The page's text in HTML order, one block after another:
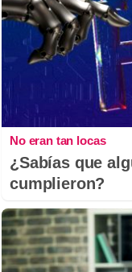
No eran tan locas
¿Sabías que
cumplieron?